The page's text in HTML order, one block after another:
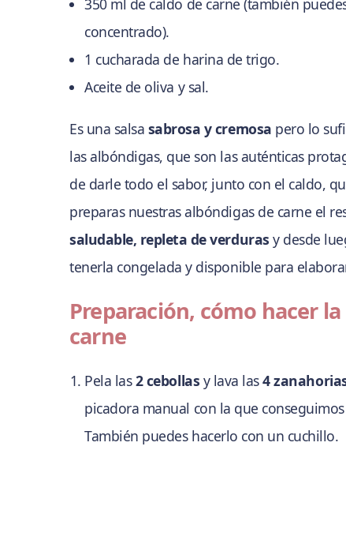
350 ml de caldo de carne (también
concentrado).
1 cucharada de harina de trigo.
Aceite de oliva y sal.
Es una salsa sabrosa y cremosa pero lo
las albóndigas, que son las auténticas
de darle todo el sabor, junto con el caldo,
preparas nuestras albóndigas de carne el
saludable, repleta de verduras y desde
tenerla congelada y disponible para
Preparación, cómo hacer
carne
Pela las2 cebollas y lava las4
picadora manual con la que
También puedes hacerlo con un cuchillo.